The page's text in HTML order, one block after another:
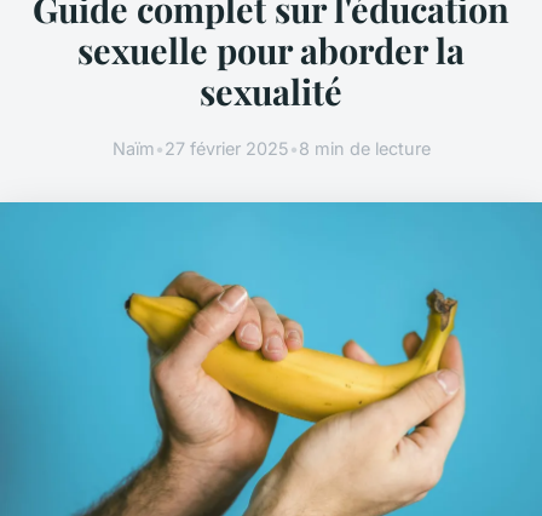
sexuelle pour aborder la
sexualité
Naïm•27 février 2025•8 min de lecture